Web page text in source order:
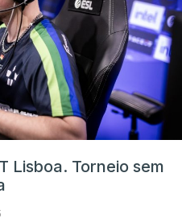
Lisboa. Torneio sem